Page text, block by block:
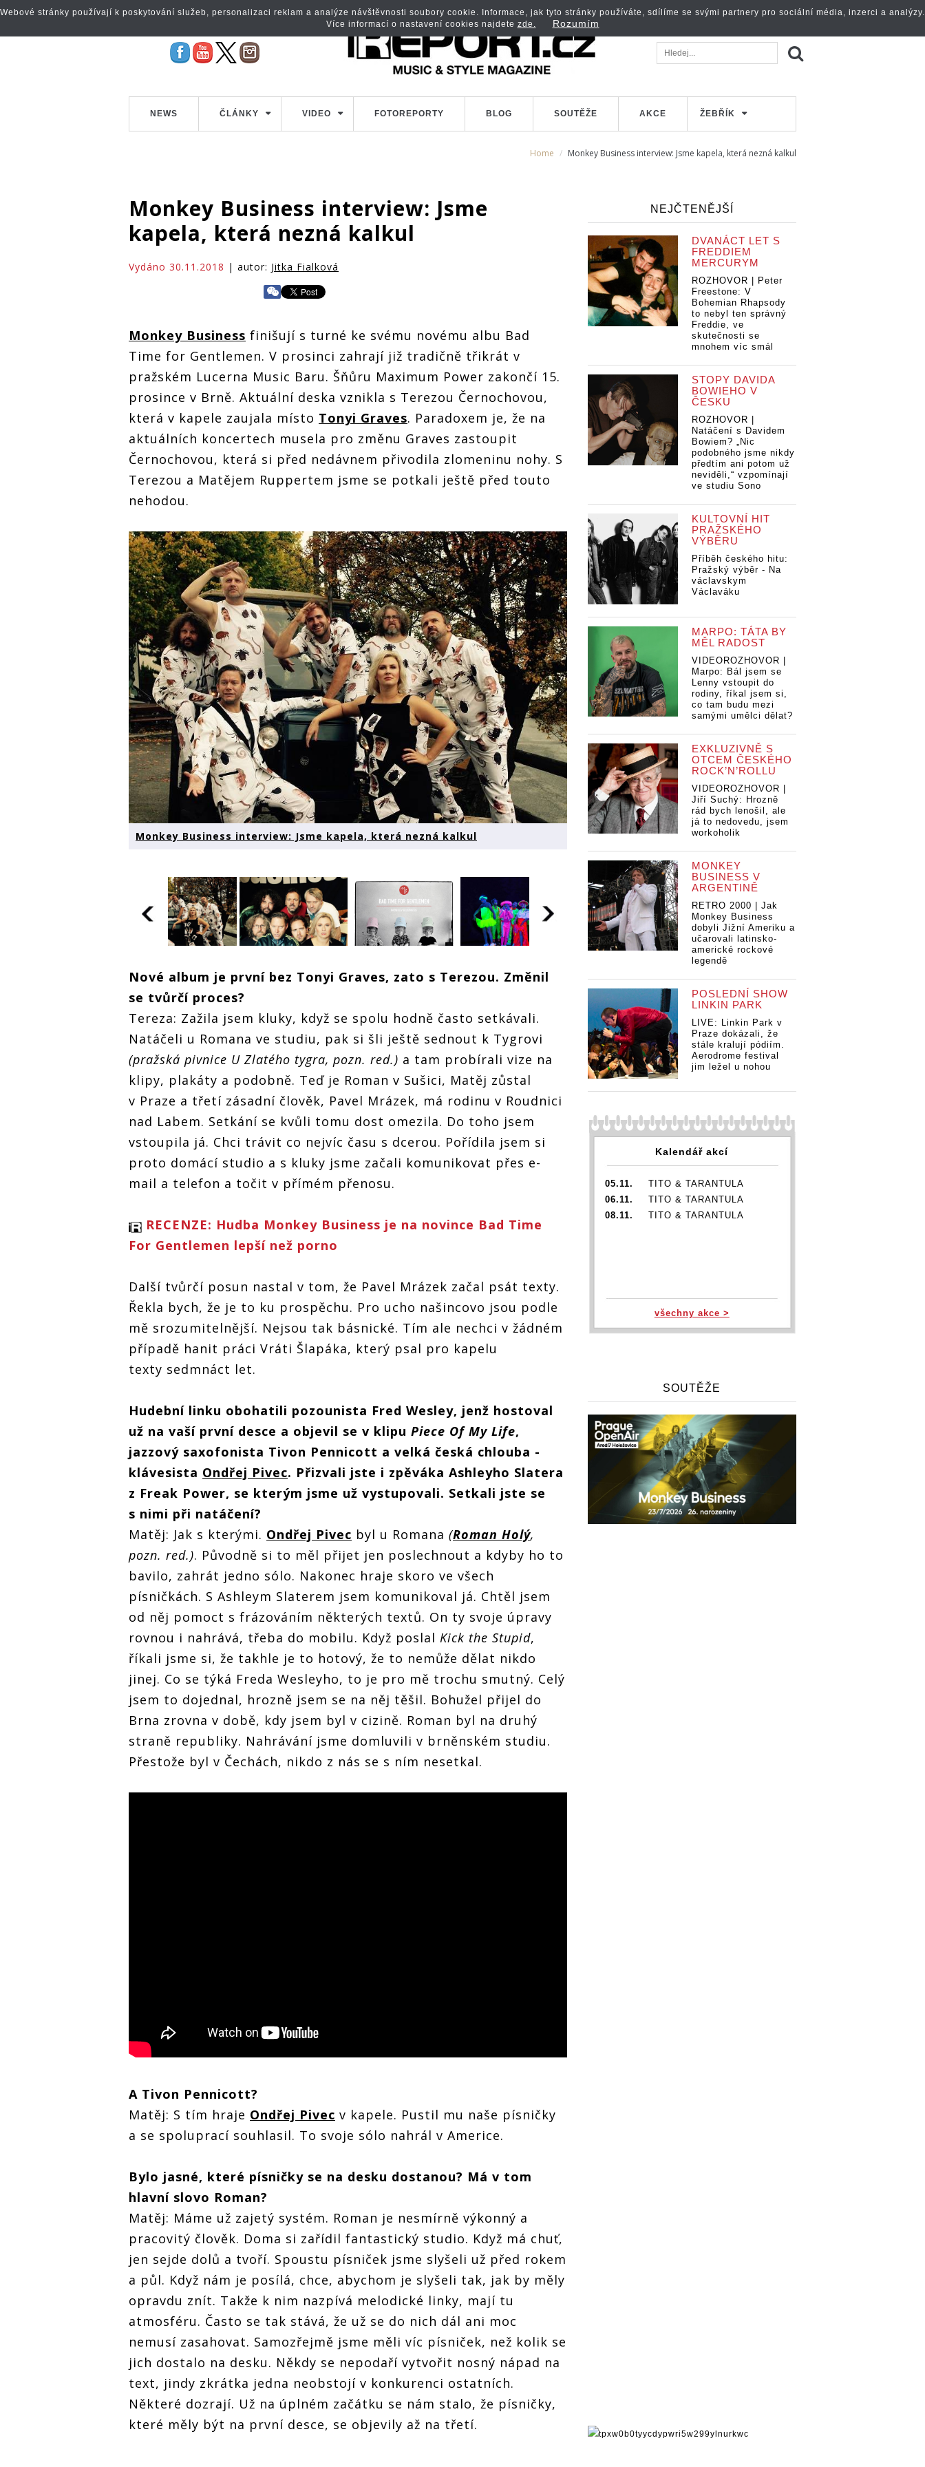
NEWS ČLÁNKY VIDEO FOTOREPORTY BLOG SOUTĚŽE AKCE ŽEBŘÍK
Home Monkey Business interview: Jsme kapela, která nezná kalkul
Monkey Business interview: Jsme
kapela, která nezná kalkul
Vydáno 30.11.2018 | autor: Jitka Fialková
Monkey Business finišují s turné ke svému novému albu Bad
Time for Gentlemen. V prosinci zahrají již tradičně třikrát v
pražském Lucerna Music Baru. Šňůru Maximum Power zakončí 15.
prosince v Brně. Aktuální deska vznikla s Terezou Černochovou,
která v kapele zaujala místo Tonyi Graves. Paradoxem je, že na
aktuálních koncertech musela pro změnu Graves zastoupit
Černochovou, která si před nedávnem přivodila zlomeninu nohy. S
Terezou a Matějem Ruppertem jsme se potkali ještě před touto
nehodou.
Monkey Business interview: Jsme kapela, která nezná kalkul
Business
interview: Jsme
kapela, která
nezná kalkul
Business
interview: Jsme
nezná kalkul
interview: Jsme
kapela, která
nezná kalkul
Business
nezná kalkul
Monkey
Business
interview: Jsme
Monkey
Business
interview: Jsme
kapela, která
nezná kalkul
Nové album je první bez Tonyi Graves, zato s Terezou. Změnil
se tvůrčí proces?
Tereza: Zažila jsem kluky, když se spolu hodně často setkávali.
Natáčeli u Romana ve studiu, pak si šli ještě sednout k Tygrovi
(pražská pivnice U Zlatého tygra, pozn. red.) a tam probírali vize na
klipy, plakáty a podobně. Teď je Roman v Sušici, Matěj zůstal
v Praze a třetí zásadní člověk, Pavel Mrázek, má rodinu v Roudnici
nad Labem. Setkání se kvůli tomu dost omezila. Do toho jsem
vstoupila já. Chci trávit co nejvíc času s dcerou. Pořídila jsem si
proto domácí studio a s kluky jsme začali komunikovat přes e-
mail a telefon a točit v přímém přenosu.
RECENZE: Hudba Monkey Business je na novince Bad Time
For Gentlemen lepší než porno
Další tvůrčí posun nastal v tom, že Pavel Mrázek začal psát texty.
Řekla bych, že je to ku prospěchu. Pro ucho našincovo jsou podle
mě srozumitelnější. Nejsou tak básnické. Tím ale nechci v žádném
případě hanit práci Vráti Šlapáka, který psal pro kapelu
texty sedmnáct let.
Hudební linku obohatili pozounista Fred Wesley, jenž hostoval
už na vaší první desce a objevil se v klipu Piece Of My Life,
jazzový saxofonista Tivon Pennicott a velká česká chlouba -
klávesista Ondřej Pivec. Přizvali jste i zpěváka Ashleyho Slatera
z Freak Power, se kterým jsme už vystupovali. Setkali jste se
s nimi při natáčení?
Matěj: Jak s kterými. Ondřej Pivec byl u Romana (Roman Holý,
pozn. red.). Původně si to měl přijet jen poslechnout a kdyby ho to
bavilo, zahrát jedno sólo. Nakonec hraje skoro ve všech
písničkách. S Ashleym Slaterem jsem komunikoval já. Chtěl jsem
od něj pomoct s frázováním některých textů. On ty svoje úpravy
rovnou i nahrává, třeba do mobilu. Když poslal Kick the Stupid,
říkali jsme si, že takhle je to hotový, že to nemůže dělat nikdo
jinej. Co se týká Freda Wesleyho, to je pro mě trochu smutný. Celý
jsem to dojednal, hrozně jsem se na něj těšil. Bohužel přijel do
Brna zrovna v době, kdy jsem byl v cizině. Roman byl na druhý
straně republiky. Nahrávání jsme domluvili v brněnském studiu.
Přestože byl v Čechách, nikdo z nás se s ním nesetkal.
A Tivon Pennicott?
Matěj: S tím hraje Ondřej Pivec v kapele. Pustil mu naše písničky
a se spoluprací souhlasil. To svoje sólo nahrál v Americe.
Bylo jasné, které písničky se na desku dostanou? Má v tom
hlavní slovo Roman?
Matěj: Máme už zajetý systém. Roman je nesmírně výkonný a
pracovitý člověk. Doma si zařídil fantastický studio. Když má chuť,
jen sejde dolů a tvoří. Spoustu písniček jsme slyšeli už před rokem
a půl. Když nám je posílá, chce, abychom je slyšeli tak, jak by měly
opravdu znít. Takže k nim nazpívá melodické linky, mají tu
atmosféru. Často se tak stává, že už se do nich dál ani moc
nemusí zasahovat. Samozřejmě jsme měli víc písniček, než kolik se
jich dostalo na desku. Někdy se nepodaří vytvořit nosný nápad na
text, jindy zkrátka jedna neobstojí v konkurenci ostatních.
Některé dozrají. Už na úplném začátku se nám stalo, že písničky,
které měly být na první desce, se objevily až na třetí.
NEJČTENĚJŠÍ
DVANÁCT LET S
FREDDIEM
MERCURYM
ROZHOVOR | Peter
Freestone: V
Bohemian Rhapsody
to nebyl ten správný
Freddie, ve
skutečnosti se
mnohem víc smál
STOPY DAVIDA
BOWIEHO V
ČESKU
ROZHOVOR |
Natáčení s Davidem
Bowiem? „Nic
podobného jsme nikdy
předtím ani potom už
neviděli,“ vzpomínají
ve studiu Sono
KULTOVNÍ HIT
PRAŽSKÉHO
VÝBĚRU
Příběh českého hitu:
Pražský výběr - Na
václavskym
Václaváku
MARPO: TÁTA BY
MĚL RADOST
VIDEOROZHOVOR |
Marpo: Bál jsem se
Lenny vstoupit do
rodiny, říkal jsem si,
co tam budu mezi
samými umělci dělat?
EXKLUZIVNĚ S
OTCEM ČESKÉHO
ROCK’N’ROLLU
VIDEOROZHOVOR |
Jiří Suchý: Hrozně
rád bych lenošil, ale
já to nedovedu, jsem
workoholik
MONKEY
BUSINESS V
ARGENTINĚ
RETRO 2000 | Jak
Monkey Business
dobyli Jižní Ameriku a
učarovali latinsko-
americké rockové
legendě
POSLEDNÍ SHOW
LINKIN PARK
LIVE: Linkin Park v
Praze dokázali, že
stále kralují pódiím.
Aerodrome festival
jim ležel u nohou
Kalendář akcí
05.11.
TITO & TARANTULA
06.11.
TITO & TARANTULA
08.11.
TITO & TARANTULA
všechny akce >
SOUTĚŽE
Webové stránky používají k poskytování služeb, personalizaci reklam a analýze návštěvnosti soubory cookie. Informace, jak tyto stránky používáte, sdílíme se svými partnery pro sociální média, inzerci a analýzy.
Více informací o nastavení cookies najdete zde. Rozumím